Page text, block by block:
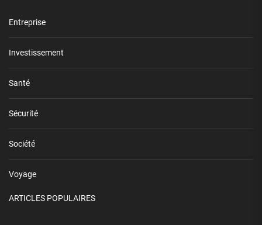
Entreprise
Investissement
Santé
Sécurité
Société
Voyage
ARTICLES POPULAIRES